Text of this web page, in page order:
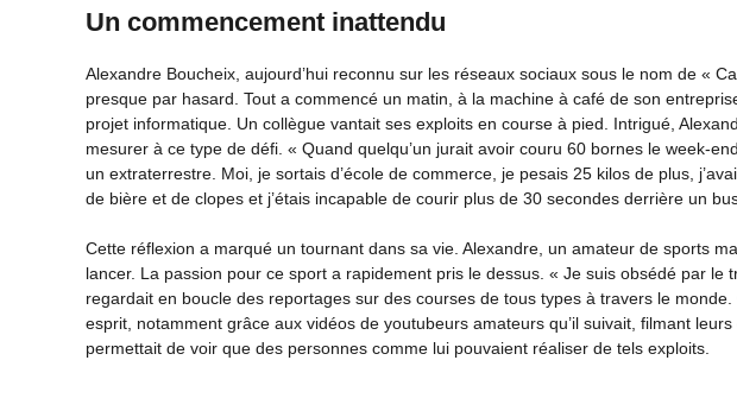
Un commencement inattendu
Alexandre Boucheix, aujourd’hui reconnu sur les réseaux sociaux sous le nom de «
presque par hasard. Tout a commencé un matin, à la machine à café de son
projet informatique. Un collègue vantait ses exploits en course à pied. Intrigué,
mesurer à ce type de défi. « Quand quelqu’un jurait avoir couru 60 bornes le week-
un extraterrestre. Moi, je sortais d’école de commerce, je pesais 25 kilos de plus,
de bière et de clopes et j’étais incapable de courir plus de 30 secondes derrière un
Cette réflexion a marqué un tournant dans sa vie. Alexandre, un amateur de sports
lancer. La passion pour ce sport a rapidement pris le dessus. « Je suis obsédé par le
regardait en boucle des reportages sur des courses de tous types à travers le
esprit, notamment grâce aux vidéos de youtubeurs amateurs qu’il suivait, filmant
permettait de voir que des personnes comme lui pouvaient réaliser de tels exploits.